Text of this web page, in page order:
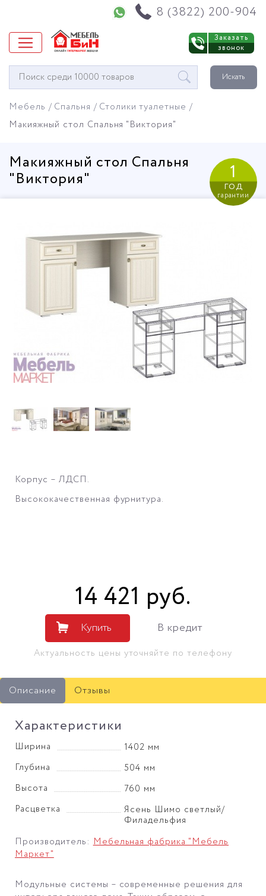
8 (3822) 200-904
Заказать
звонок
Окно
поиска
Искать
Мебель Спальня
Столики туалетные
Макияжный стол Спальня "Виктория"
Макияжный стол Спальня
"Виктория"
1
год
гарантии
Корпус – ЛДСП.
Высококачественная фурнитура.
14 421 руб.
Купить В кредит
Актуальность цены уточняйте по телефону
Описание Отзывы
Характеристики
Ширина
1402 мм
Глубина
504 мм
Высота
760 мм
Расцветка
Ясень Шимо светлый/
Филадельфия
Производитель:Мебельная фабрика "Мебель
Маркет"
Модульные системы – современные решения для